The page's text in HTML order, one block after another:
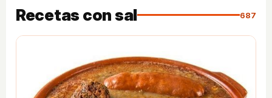
Recetas con sal 687